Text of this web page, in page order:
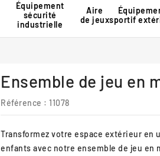
Équipement
sécurité
industrielle
Aire
de jeuxsportif
Ensemble de jeu en
Référence : 11078
Transformez votre espace extérieur en
enfants avec notre ensemble de jeu en